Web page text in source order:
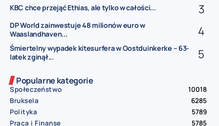
KBC chce przejąć Ethias, ale tylko w całości...
DP World zainwestuje 48 milionów euro w
Waaslandhaven...
Śmiertelny wypadek kitesurfera w Oostduinkerke – 63-
latek zginął...
Popularne kategorie
Społeczeństwo
10018
Bruksela
6285
Polityka
5789
Praca i Finanse
5785